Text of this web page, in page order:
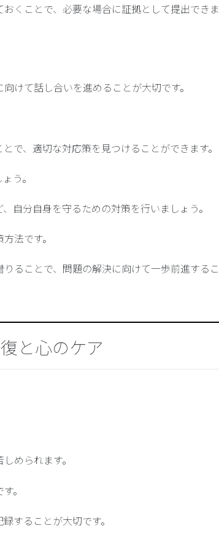
くことで、必要な場合に証拠として提出できま
けて話し合いを進めることが大切です。
で、適切な対応策を見つけることができます。
う。
自分自身を守るための対策を行いましょう。
法です。
ることで、問題の解決に向けて一歩前進するこ
と心のケア
められます。
。
録することが大切です。